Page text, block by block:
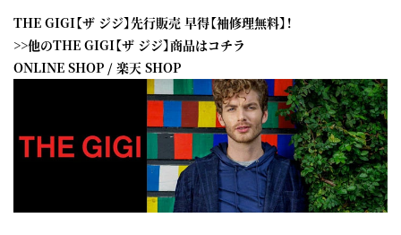
THE GIGI【ザ ジジ】先行販売 早得【袖修理無料】！
>>他のTHE GIGI【ザ ジジ】商品はコチラ
ONLINE SHOP / 楽天 SHOP